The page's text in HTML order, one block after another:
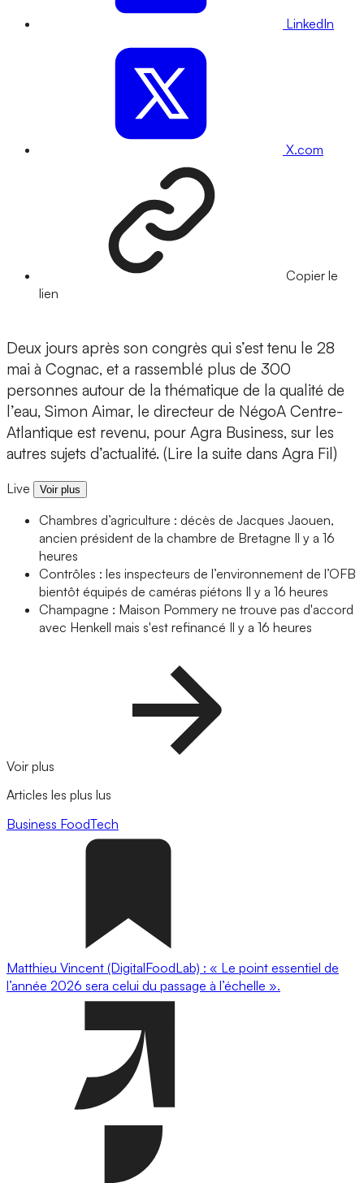
LinkedIn
X.com
Copier le
lien
Deux jours après son congrès qui s’est tenu le 28
mai à Cognac, et a rassemblé plus de 300
personnes autour de la thématique de la qualité de
l’eau, Simon Aimar, le directeur de NégoA Centre-
Atlantique est revenu, pour Agra Business, sur les
autres sujets d’actualité. (Lire la suite dans Agra Fil)
Live Voir plus
Chambres d’agriculture : décès de Jacques Jaouen,
ancien président de la chambre de Bretagne Il y a 16
heures
Contrôles : les inspecteurs de l’environnement de l’OFB
bientôt équipés de caméras piétons Il y a 16 heures
Champagne : Maison Pommery ne trouve pas d'accord
avec Henkell mais s'est refinancé Il y a 16 heures
Voir plus
Articles les plus lus
Business FoodTech
Matthieu Vincent (DigitalFoodLab) : « Le point essentiel de
l’année 2026 sera celui du passage à l’échelle ».